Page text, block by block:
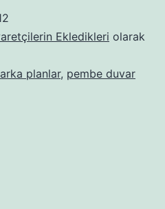
Ekledikleri olarak
planlar, pembe duvar